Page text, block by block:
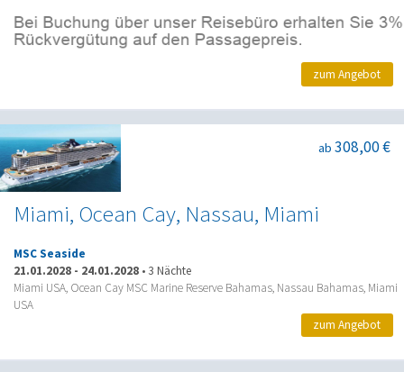
zum Angebot
Miami, Ocean Cay, Nassau, Miami
ab 308,00 €
MSC Seaside
21.01.2028 - 24.01.2028 • 3 Nächte
Miami USA, Ocean Cay MSC Marine Reserve Bahamas, Nassau Bahamas, Miami
USA
zum Angebot